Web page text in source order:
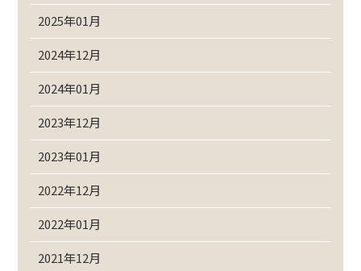
2025年01月
2024年12月
2024年01月
2023年12月
2023年01月
2022年12月
2022年01月
2021年12月